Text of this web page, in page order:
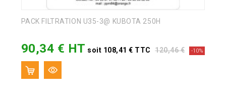
PACK FILTRATION U35-3@ KUBOTA 250H
90,34 € HT soit 108,41 € TTC
Prix
120,46 € Prix
-10%